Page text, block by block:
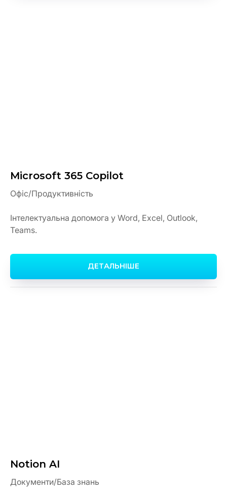
Microsoft 365 Copilot
Офіс/Продуктивність
Інтелектуальна допомога у Word, Excel, Outlook,
Teams.
ДЕТАЛЬНІШЕ
Notion AI
Документи/База знань